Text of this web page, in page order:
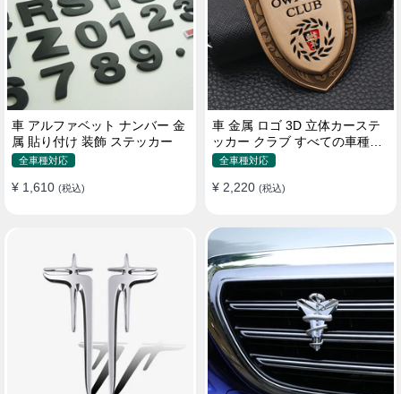
車 アルファベット ナンバー 金
属 貼り付け 装飾 ステッカー
全車種対応
¥ 1,610 (税込)
車 金属 ロゴ 3D 立体カーステ
ッカー クラブ すべての車種対
応 カスタム サイドポスト
全車種対応
¥ 2,220 (税込)